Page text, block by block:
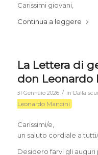
Carissimi giovani,
Continua a leggere
La Lettera di
don Leonardo
31 Gennaio 2026 / in Dalla
Leonardo Mancini
Carissimi/e,
un saluto cordiale a
Desidero farvi gli